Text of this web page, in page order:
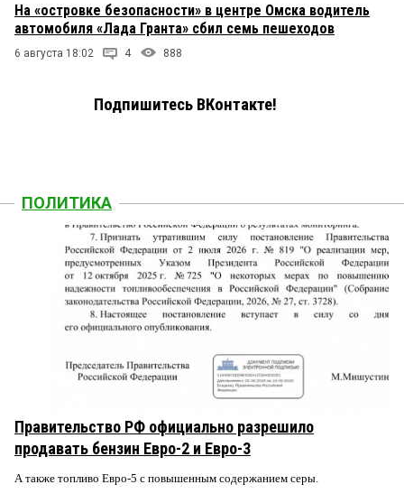
На «островке безопасности» в центре Омска водитель
автомобиля «Лада Гранта» сбил семь пешеходов
6 августа 18:02 4 888
Подпишитесь ВКонтакте!
ПОЛИТИКА
Правительство РФ официально разрешило
продавать бензин Евро-2 и Евро-3
А также топливо Евро-5 с повышенным содержанием серы.